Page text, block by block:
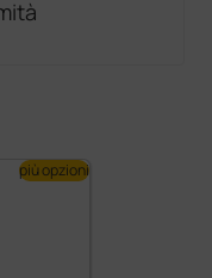
più opzioni